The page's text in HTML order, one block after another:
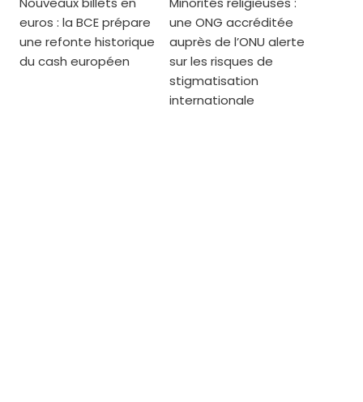
euros : la BCE prépare
une refonte historique
du cash européen
une ONG accréditée
auprès de l’ONU alerte
sur les risques de
stigmatisation
internationale